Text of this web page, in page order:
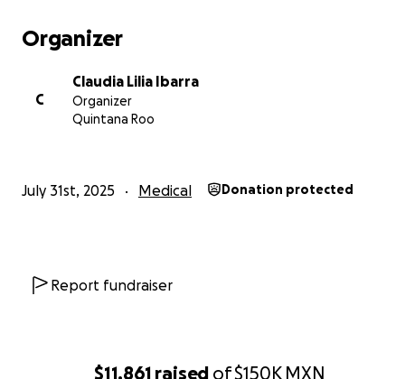
$11,861 raised of$150K MXN
Organizer
C
Claudia Lilia Ibarra
Organizer
Quintana Roo
July 31st, 2025 Medical Donation protected
Report fundraiser